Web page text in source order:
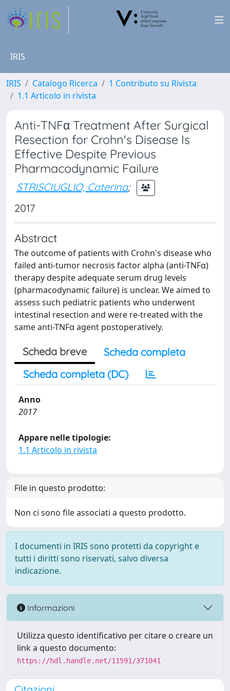
IRIS
IRIS Catalogo Ricerca
1 Contributo su Rivista
1.1 Articolo in rivista
Anti-TNFα Treatment After Surgical
Resection for Crohn's Disease Is
Effective Despite Previous
Pharmacodynamic Failure
STRISCIUGLIO, Caterina;
2017
Abstract
The outcome of patients with Crohn's disease who
failed anti-tumor necrosis factor alpha (anti-TNFα)
therapy despite adequate serum drug levels
(pharmacodynamic failure) is unclear. We aimed to
assess such pediatric patients who underwent
intestinal resection and were re-treated with the
same anti-TNFα agent postoperatively.
Scheda breve
Scheda completa
Scheda completa (DC)
Anno
2017
Appare nelle tipologie:
1.1 Articolo in rivista
File in questo prodotto:
Non ci sono file associati a questo prodotto.
I documenti in IRIS sono protetti da copyright e
tutti i diritti sono riservati, salvo diversa
indicazione.
Informazioni
Utilizza questo identificativo per citare o creare un
link a questo documento:
https://hdl.handle.net/11591/371041